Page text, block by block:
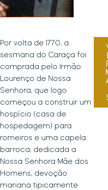
fomenta um
fluxo turístico
que a soma das
populações das
duas cidades
onde se localiza,
dessa forma,
marcando a
identidade
turística da
região e
condicionando
ambiente
favorável ao
surgimento de
Por volta de 1770, a
sesmaria do Caraça foi
comprada pelo Irmão
Lourenço de Nossa
Senhora, que logo
começou a construir um
hospício (casa de
hospedagem) para
romeiros e uma capela
barroca, dedicada a
Nossa Senhora Mãe dos
Homens, devoção
mariana tipicamente